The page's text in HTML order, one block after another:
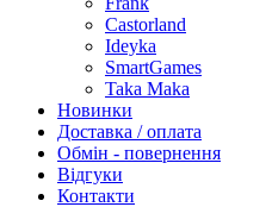
Castorland
Ideyka
SmartGames
Taka Maka
Новинки
Доставка / оплата
Обмін - повернення
Відгуки
Контакти